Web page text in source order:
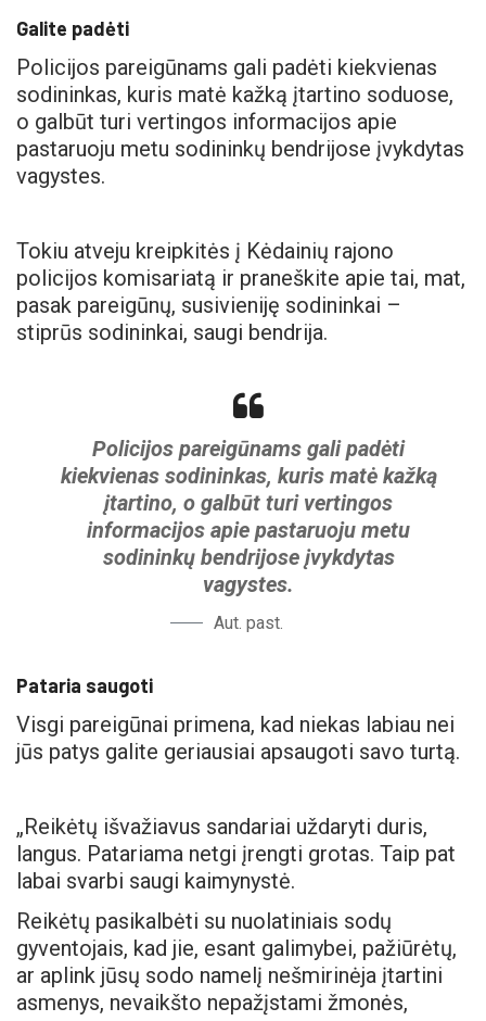
Galite padėti
Policijos pareigūnams gali padėti kiekvienas
sodininkas, kuris matė kažką įtartino soduose,
o galbūt turi vertingos informacijos apie
pastaruoju metu sodininkų bendrijose įvykdytas
vagystes.
Tokiu atveju kreipkitės į Kėdainių rajono
policijos komisariatą ir praneškite apie tai, mat,
pasak pareigūnų, susivieniję sodininkai –
stiprūs sodininkai, saugi bendrija.
Policijos pareigūnams gali padėti
kiekvienas sodininkas, kuris matė kažką
įtartino, o galbūt turi vertingos
informacijos apie pastaruoju metu
sodininkų bendrijose įvykdytas
vagystes.
Aut. past.
Pataria saugoti
Visgi pareigūnai primena, kad niekas labiau nei
jūs patys galite geriausiai apsaugoti savo turtą.
„Reikėtų išvažiavus sandariai uždaryti duris,
langus. Patariama netgi įrengti grotas. Taip pat
labai svarbi saugi kaimynystė.
Reikėtų pasikalbėti su nuolatiniais sodų
gyventojais, kad jie, esant galimybei, pažiūrėtų,
ar aplink jūsų sodo namelį nešmirinėja įtartini
asmenys, nevaikšto nepažįstami žmonės,